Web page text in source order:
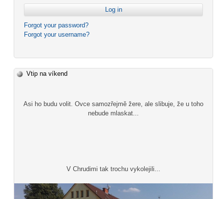
Forgot your password?
Forgot your username?
Vtip na víkend
Asi ho budu volit. Ovce samozřejmě žere, ale slibuje, že u toho
nebude mlaskat...
V Chrudimi tak trochu vykolejili...